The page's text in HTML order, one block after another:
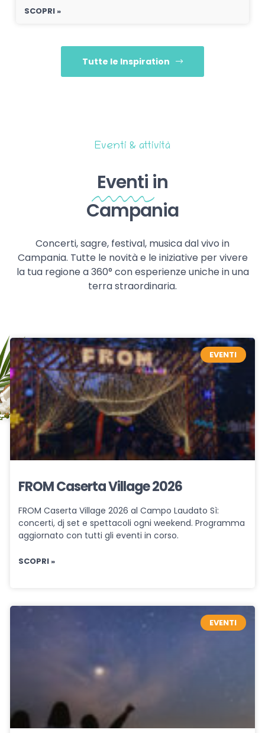
SCOPRI »
Tutte le Inspiration
Eventi & attività
Eventi in
Campania
Concerti, sagre, festival, musica dal vivo in
Campania. Tutte le novità e le iniziative per vivere
la tua regione a 360° con esperienze uniche in una
terra straordinaria.
EVENTI
FROM Caserta Village 2026
FROM Caserta Village 2026 al Campo Laudato Sì:
concerti, dj set e spettacoli ogni weekend. Programma
aggiornato con tutti gli eventi in corso.
SCOPRI »
EVENTI